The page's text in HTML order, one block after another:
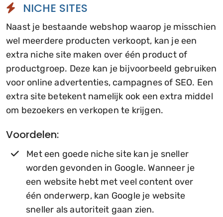
NICHE SITES
Naast je bestaande webshop waarop je misschien
wel meerdere producten verkoopt, kan je een
extra niche site maken over één product of
productgroep. Deze kan je bijvoorbeeld gebruiken
voor online advertenties, campagnes of SEO. Een
extra site betekent namelijk ook een extra middel
om bezoekers en verkopen te krijgen.
Voordelen:
Met een goede niche site kan je sneller
worden gevonden in Google. Wanneer je
een website hebt met veel content over
één onderwerp, kan Google je website
sneller als autoriteit gaan zien.